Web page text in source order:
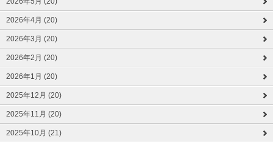
2026年4月 (20)
2026年3月 (20)
2026年2月 (20)
2026年1月 (20)
2025年12月 (20)
2025年11月 (20)
2025年10月 (21)